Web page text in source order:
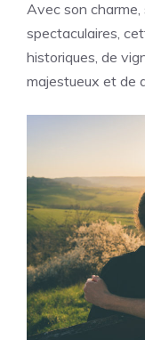
Avec son
spectaculaires,
historiques, de
majestueux et de